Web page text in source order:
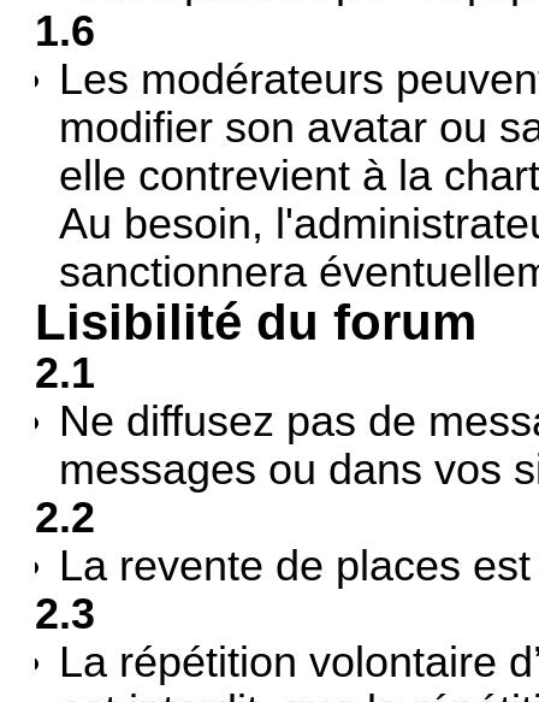
1.6
Les modérateurs
modifier son avatar ou
elle contrevient à la
Au besoin,
sanctionnera
Lisibilité du forum
2.1
Ne diffusez pas de
messages ou dans vos
2.2
La revente de places
2.3
La répétition volontaire